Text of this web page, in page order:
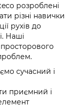
розроблені
різні навички
рухів до
Наші
сучасний і
приємний і